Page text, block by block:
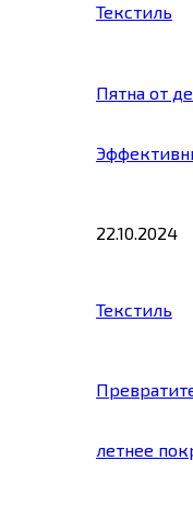
Текстиль
Пятна от
22.10.2024
Текстиль
летнее